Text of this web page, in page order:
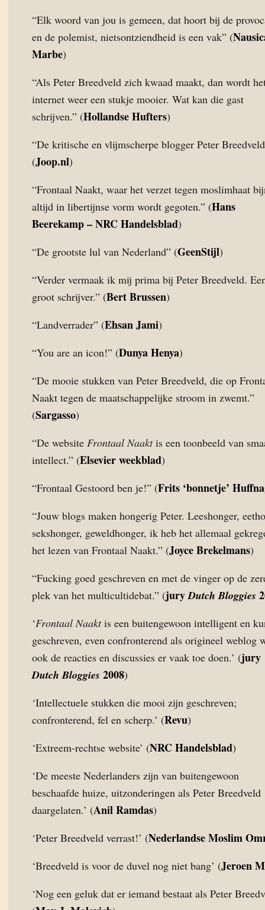
“Elk woord van jou is gemeen, dat hoort bij de
en de polemist, nietsontziendheid is een vak” (
Marbe)
“Als Peter Breedveld zich kwaad maakt, dan wordt
internet weer een stukje mooier. Wat kan die gast
schrijven.” (Hollandse Hufters)
“De kritische en vlijmscherpe blogger Peter
(Joop.nl)
“Frontaal Naakt, waar het verzet tegen moslimhaat
altijd in libertijnse vorm wordt gegoten.” (Hans
Beerekamp – NRC Handelsblad)
“De grootste lul van Nederland” (GeenStijl)
“Verder vermaak ik mij prima bij Peter Breedveld.
groot schrijver.” (Bert Brussen)
“Landverrader” (Ehsan Jami)
“You are an icon!” (Dunya Henya)
“De mooie stukken van Peter Breedveld, die op
Naakt tegen de maatschappelijke stroom in zwemt.”
(Sargasso)
“De website Frontaal Naaktis een toonbeeld van
intellect.” (Elsevier weekblad)
“Frontaal Gestoord ben je!” (Frits ‘bonnetje’
“Jouw blogs maken hongerig Peter. Leeshonger,
sekshonger, geweldhonger, ik heb het allemaal
het lezen van Frontaal Naakt.” (Joyce Brekelmans)
“Fucking goed geschreven en met de vinger op de
plek van het multicultidebat.” (juryDutch Bloggies
‘Frontaal Naaktis een buitengewoon intelligent en
geschreven, even confronterend als origineel weblog
ook de reacties en discussies er vaak toe doen.’ (jury
Dutch Bloggies 2008)
‘Intellectuele stukken die mooi zijn geschreven;
confronterend, fel en scherp.’ (Revu)
‘Extreem-rechtse website’ (NRC Handelsblad)
‘De meeste Nederlanders zijn van buitengewoon
beschaafde huize, uitzonderingen als Peter Breedveld
daargelaten.’ (Anil Ramdas)
‘Peter Breedveld verrast!’ (Nederlandse Moslim
‘Breedveld is voor de duvel nog niet bang’ (Jeroen
‘Nog een geluk dat er iemand bestaat als Peter